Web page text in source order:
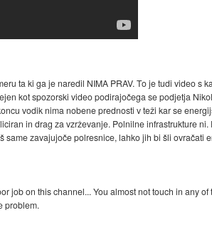
ta ki ga je naredil NIMA PRAV. To je tudi video
kot spozorski video podirajočega se podjetja
vodik nima nobene prednosti v teži kar se
in drag za vzrževanje. Polnilne infrastrukture
same zavajujoče polresnice, lahko jih bi šli ovračati
job on this channel... You almost not touch in any
problem.